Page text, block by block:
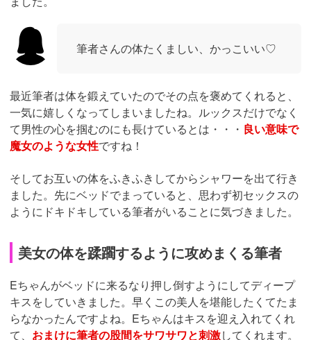
きました。ホームページの出勤表を見たところどの嬢も可
愛いなと思ったので、フリーで試してみました。結果、と
ちなみに、この時はせっかくなのでゴールドキャストコー
スの60分21,000円 で遊んできました。筆者がよく遊ぶデリ
ヘルはこのくらいの料金帯なので、普通くらいかなと思い
ました。
こんばんは！よろしくお願いしまーす。
そういってホテルでまってくれていたのは、20代前半の笑
顔がとても可愛いEちゃんでした！おっぱいはそれほど大
きくなかったですがスレンダーボディはピチピチで、とて
も触り心地の良さそうな体をしていました。
さらに笑顔が吸い込まれるような表情で、一気に Eちゃん